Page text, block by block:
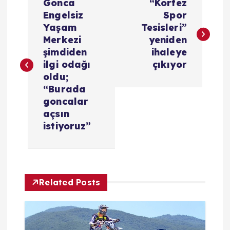
ı
n
m
Gonca
Engelsiz
Yaşam
Merkezi
şimdiden
ilgi odağı
oldu;
“Burada
goncalar
açsın
istiyoruz”
“Körfez
Spor
Tesisleri”
yeniden
ihaleye
çıkıyor
Related Posts